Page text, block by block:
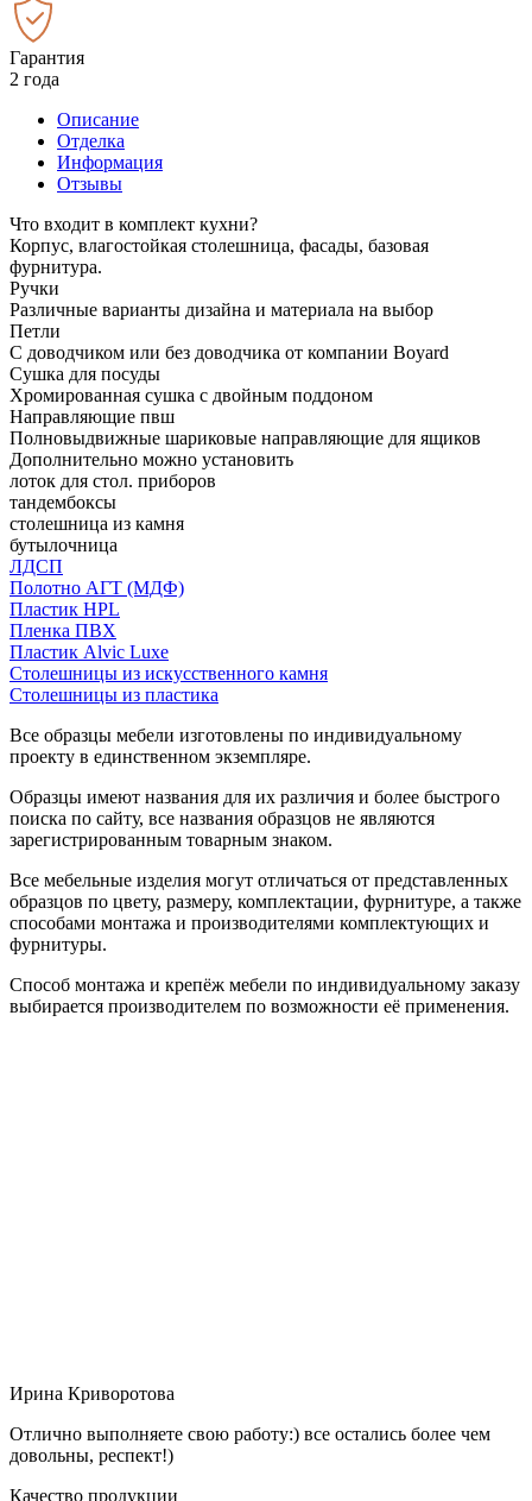
Гарантия
2 года
Описание
Отделка
Информация
Отзывы
Что входит в комплект кухни?
Корпус, влагостойкая столешница, фасады, базовая
фурнитура.
Ручки
Различные варианты дизайна и материала на выбор
Петли
С доводчиком или без доводчика от компании Boyard
Сушка для посуды
Хромированная сушка с двойным поддоном
Направляющие пвш
Полновыдвижные шариковые направляющие для ящиков
Дополнительно можно установить
лоток для стол. приборов
тандембоксы
столешница из камня
бутылочница
ЛДСП
Полотно АГТ (МДФ)
Пластик HPL
Пленка ПВХ
Пластик Alvic Luxe
Столешницы из искусственного камня
Столешницы из пластика
Все образцы мебели изготовлены по индивидуальному
проекту в единственном экземпляре.
Образцы имеют названия для их различия и более быстрого
поиска по сайту, все названия образцов не являются
зарегистрированным товарным знаком.
Все мебельные изделия могут отличаться от представленных
образцов по цвету, размеру, комплектации, фурнитуре, а также
способами монтажа и производителями комплектующих и
фурнитуры.
Способ монтажа и крепёж мебели по индивидуальному заказу
выбирается производителем по возможности её применения.
Ирина Криворотова
Отлично выполняете свою работу:) все остались более чем
довольны, респект!)
Качество продукции